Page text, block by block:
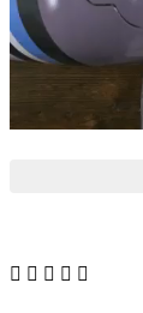
    